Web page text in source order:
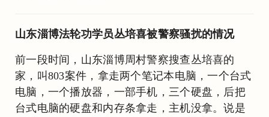
山东淄博法轮功学员丛培喜被警察骚扰的情况
前一段时间，山东淄博周村警察搜查丛培喜的
家，叫803案件，拿走两个笔记本电脑，一个台式
电脑，一个播放器，一部手机，三个硬盘，后把
台式电脑的硬盘和内存条拿走，主机没拿。说是